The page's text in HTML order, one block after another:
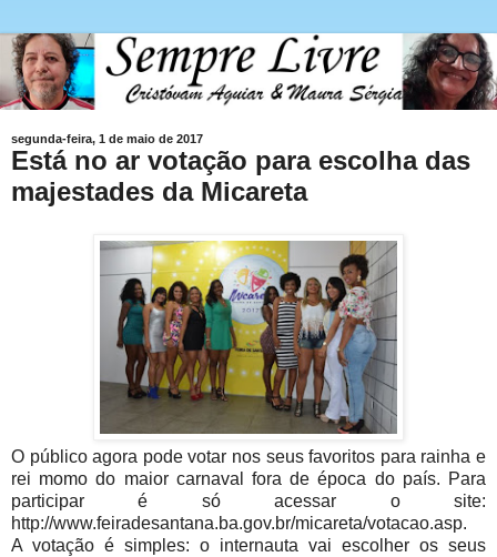
segunda-feira, 1 de maio de 2017
Está no ar votação para escolha das
majestades da Micareta
O público agora pode votar nos seus favoritos para rainha e
rei momo do maior carnaval fora de época do país. Para
participar é só acessar o site:
http://www.feiradesantana.ba.gov.br/micareta/votacao.asp.
A votação é simples: o internauta vai escolher os seus